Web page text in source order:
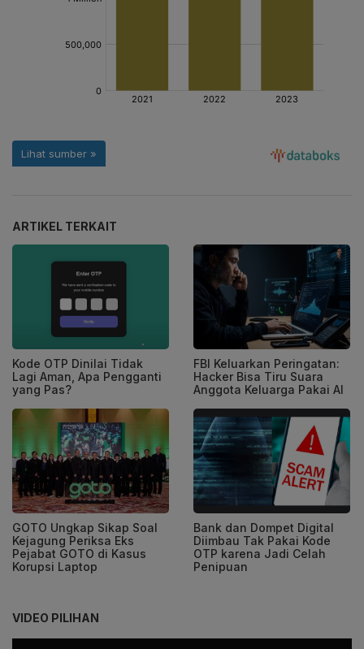
ARTIKEL TERKAIT
Kode OTP Dinilai Tidak
Lagi Aman, Apa Pengganti
yang Pas?
FBI Keluarkan Peringatan:
Hacker Bisa Tiru Suara
Anggota Keluarga Pakai AI
GOTO Ungkap Sikap Soal
Kejagung Periksa Eks
Pejabat GOTO di Kasus
Korupsi Laptop
Bank dan Dompet Digital
Diimbau Tak Pakai Kode
OTP karena Jadi Celah
Penipuan
VIDEO PILIHAN